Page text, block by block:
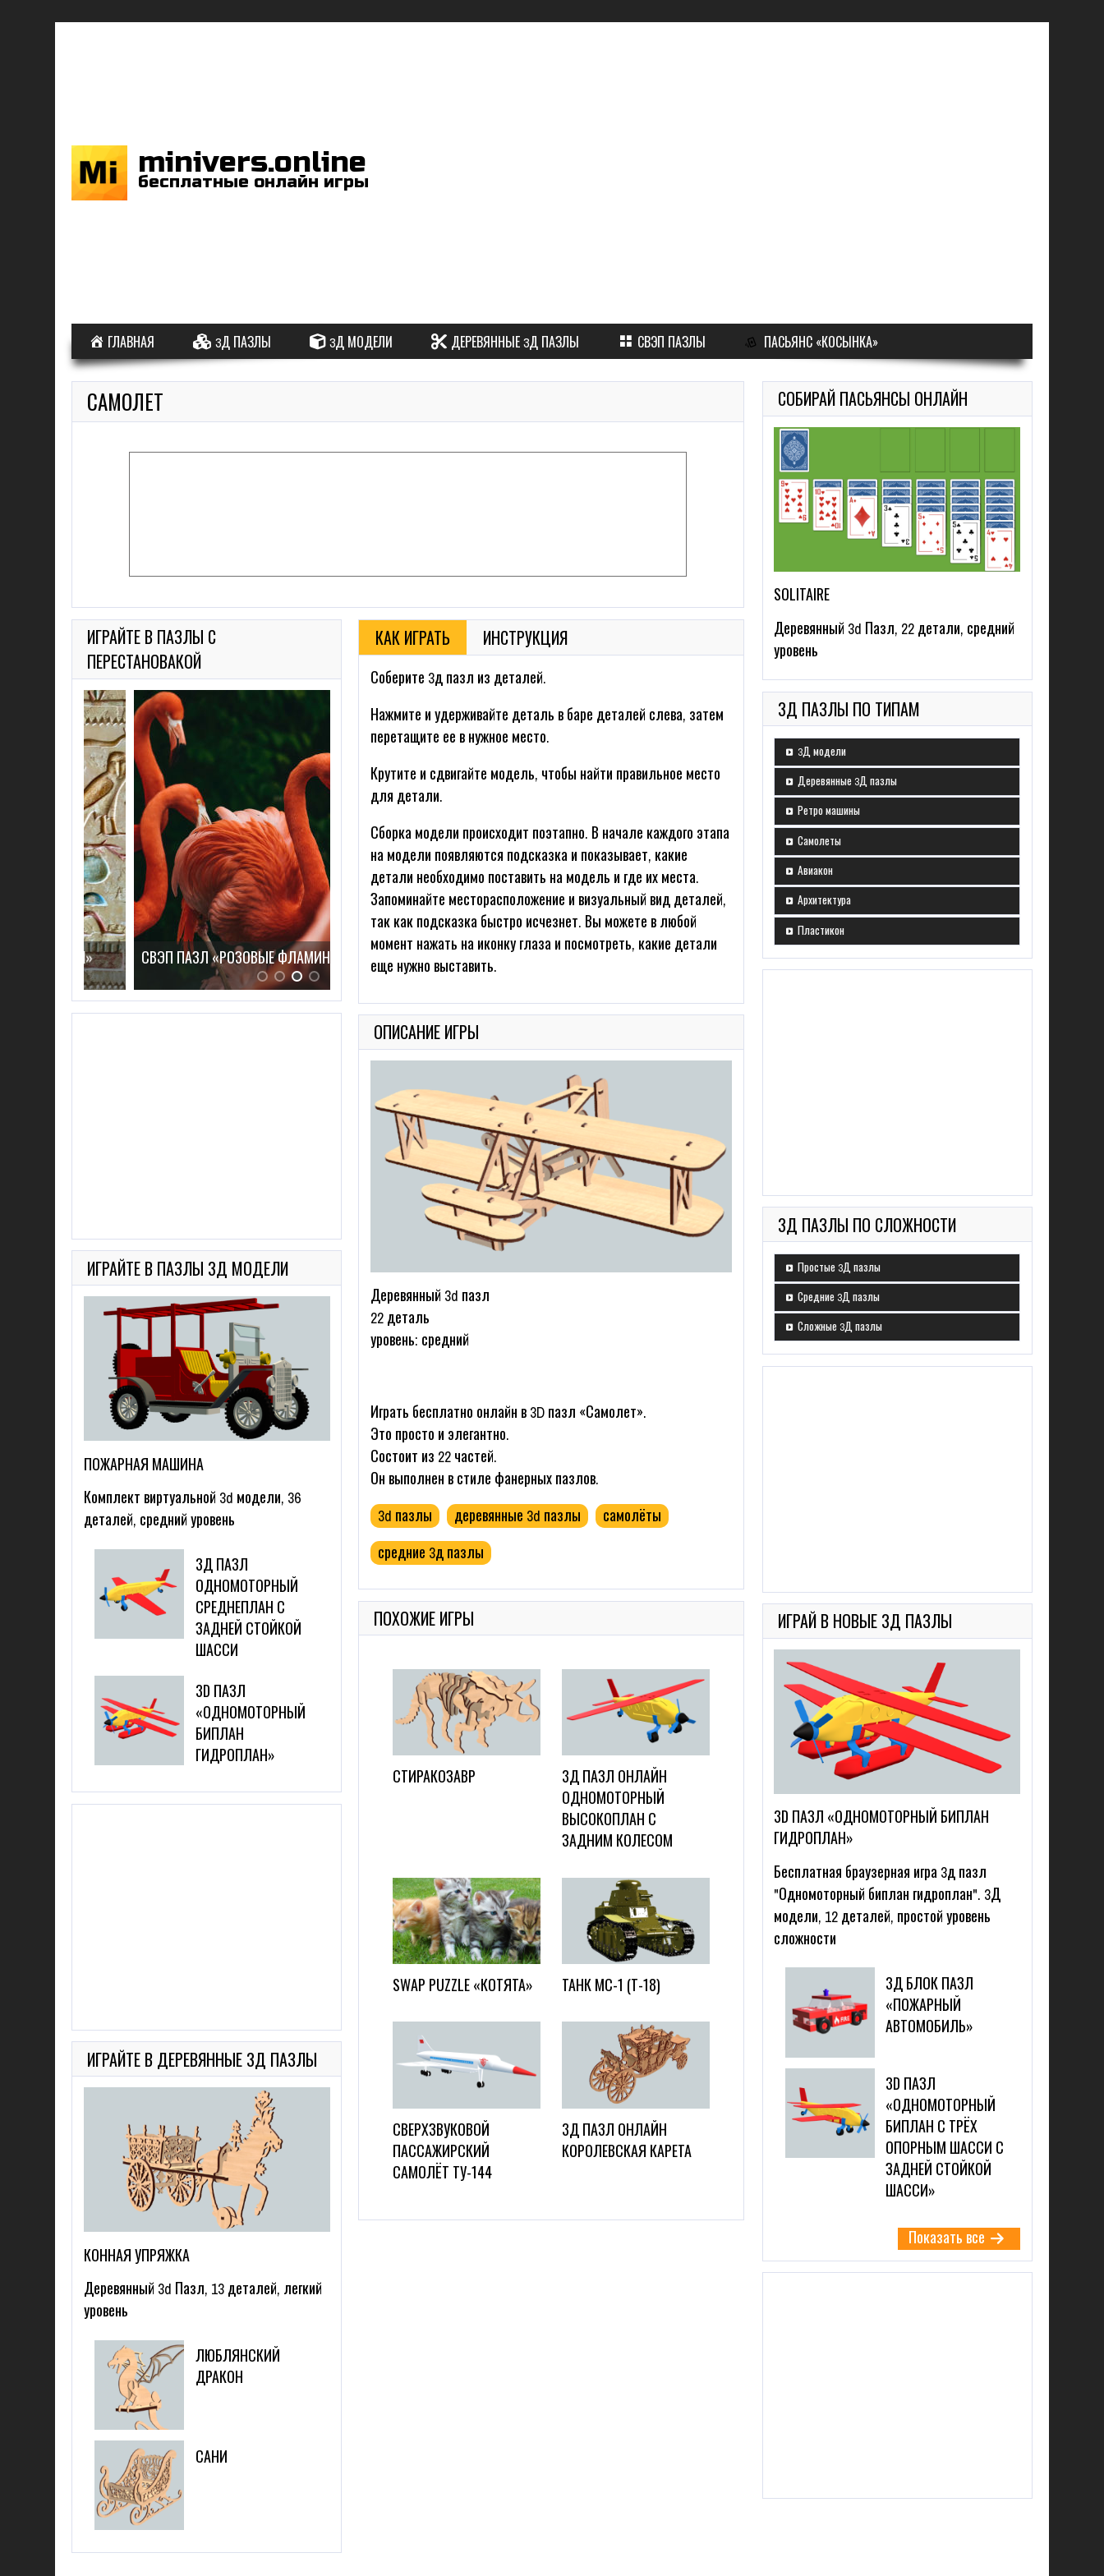
minivers.online
бесплатные онлайн игры
ГЛАВНАЯ 3Д ПАЗЛЫ 3Д МОДЕЛИ ДЕРЕВЯННЫЕ 3Д ПАЗЛЫ СВЭП ПАЗЛЫ ПАСЬЯНС «КОСЫНКА»
САМОЛЕТ
ИГРАЙТЕ В ПАЗЛЫ С
ПЕРЕСТАНОВАКОЙ
СВЭП ПАЗЛ «РОЗОВЫЕ ФЛАМИНГО»
ИГРАЙТЕ В ПАЗЛЫ 3Д МОДЕЛИ
ПОЖАРНАЯ МАШИНА
Комплект виртуальной 3d модели, 36
деталей, средний уровень
3Д ПАЗЛ
ОДНОМОТОРНЫЙ
СРЕДНЕПЛАН С
ЗАДНЕЙ СТОЙКОЙ
ШАССИ
3D ПАЗЛ
«ОДНОМОТОРНЫЙ
БИПЛАН
ГИДРОПЛАН»
ИГРАЙТЕ В ДЕРЕВЯННЫЕ 3Д ПАЗЛЫ
КОННАЯ УПРЯЖКА
Деревянный 3d Пазл, 13 деталей, легкий
уровень
ЛЮБЛЯНСКИЙ
ДРАКОН
САНИ
КАК ИГРАТЬ ИНСТРУКЦИЯ
Соберите 3д пазл из деталей.
Нажмите и удерживайте деталь в баре деталей слева, затем
перетащите ее в нужное место.
Крутите и сдвигайте модель, чтобы найти правильное место
для детали.
Сборка модели происходит поэтапно. В начале каждого этапа
на модели появляются подсказка и показывает, какие
детали необходимо поставить на модель и где их места.
Запоминайте месторасположение и визуальный вид деталей,
так как подсказка быстро исчезнет. Вы можете в любой
момент нажать на иконку глаза и посмотреть, какие детали
еще нужно выставить.
ОПИСАНИЕ ИГРЫ
Деревянный 3d пазл
22 деталь
уровень: средний
Играть бесплатно онлайн в 3D пазл «Самолет».
Это просто и элегантно.
Состоит из 22 частей.
Он выполнен в стиле фанерных пазлов.
3d пазлы
деревянные 3d пазлы
самолёты
средние 3д пазлы
ПОХОЖИЕ ИГРЫ
СТИРАКОЗАВР
3Д ПАЗЛ ОНЛАЙН
ОДНОМОТОРНЫЙ
ВЫСОКОПЛАН С
ЗАДНИМ КОЛЕСОМ
SWAP PUZZLE «КОТЯТА» ТАНК МС-1 (Т-18)
СВЕРХЗВУКОВОЙ
ПАССАЖИРСКИЙ
САМОЛЁТ ТУ-144
3Д ПАЗЛ ОНЛАЙН
КОРОЛЕВСКАЯ КАРЕТА
СОБИРАЙ ПАСЬЯНСЫ ОНЛАЙН
SOLITAIRE
Деревянный 3d Пазл, 22 детали, средний
уровень
3Д ПАЗЛЫ ПО ТИПАМ
3Д модели
Деревянные 3Д пазлы
Ретро машины
Самолеты
Авиакон
Архитектура
Пластикон
3Д ПАЗЛЫ ПО СЛОЖНОСТИ
Простые 3Д пазлы
Средние 3Д пазлы
Сложные 3Д пазлы
ИГРАЙ В НОВЫЕ 3Д ПАЗЛЫ
3D ПАЗЛ «ОДНОМОТОРНЫЙ БИПЛАН
ГИДРОПЛАН»
Бесплатная браузерная игра 3д пазл
"Одномоторный биплан гидроплан". 3Д
модели, 12 деталей, простой уровень
сложности
3Д БЛОК ПАЗЛ
«ПОЖАРНЫЙ
АВТОМОБИЛЬ»
3D ПАЗЛ
«ОДНОМОТОРНЫЙ
БИПЛАН С ТРЁХ
ОПОРНЫМ ШАССИ С
ЗАДНЕЙ СТОЙКОЙ
ШАССИ»
Показать все